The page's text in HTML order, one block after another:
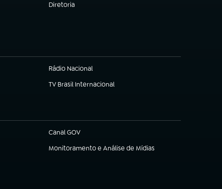
Diretoria
(abre em nova aba)
Rádio Nacional
TV Brasil Internacional
(abre em nova aba)
Canal GOV
(abre em nova aba)
Monitoramento e Análise de Mídias
(abre em nova aba)